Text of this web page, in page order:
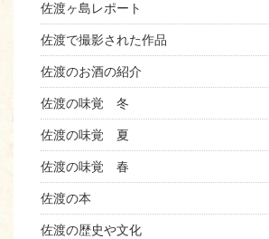
佐渡ヶ島レポート
佐渡で撮影された作品
佐渡のお酒の紹介
佐渡の味覚 冬
佐渡の味覚 夏
佐渡の味覚 春
佐渡の本
佐渡の歴史や文化